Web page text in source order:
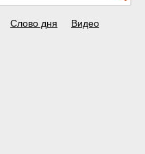
Слово дня Видео